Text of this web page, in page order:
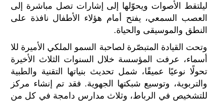
ليلتقط الأصوات ويحوّلها إلى إشارات تصل مباشرة إلى
العصب السمعي، يفتح أمام هؤلاء الأطفال نافذة على
النطق والموسيقى والحياة.
وتحت القيادة المتبصّرة لصاحبة السمو الملكي الأميرة للا
أسماء، عرفت المؤسسة خلال السنوات الثلاث الأخيرة
تحولًا نوعيًا عميقًا، شمل تحديث بنياتها التقنية والطبية
والتربوية، وتوسيع شبكتها الجهوية. فقد تم إنشاء مركز
للتشخيص في الرباط، وثلاث مدارس دامجة في كل من